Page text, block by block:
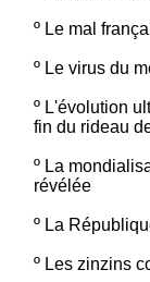
º Le mal
º Le virus du
º L'évolution
fin du rideau
º La
révélée
º La
º Les zinzins